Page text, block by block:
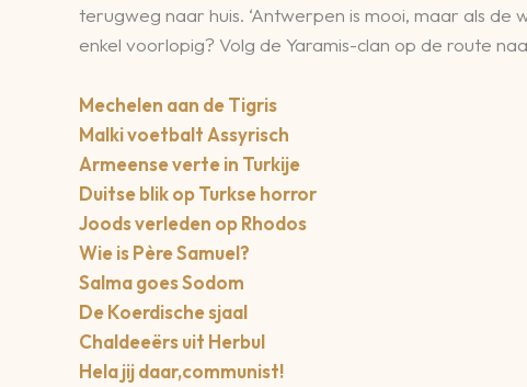
terugweg naar huis. ‘Antwerpen is mooi, maar als de
enkel voorlopig? Volg de Yaramis-clan op de route
Mechelen aan de Tigris
Malki voetbalt Assyrisch
Armeense verte in Turkije
Duitse blik op Turkse horror
Joods verleden op Rhodos
Wie is Père Samuel?
Salma goes Sodom
De Koerdische sjaal
Chaldeeërs uit Herbul
Hela jij daar,communist!